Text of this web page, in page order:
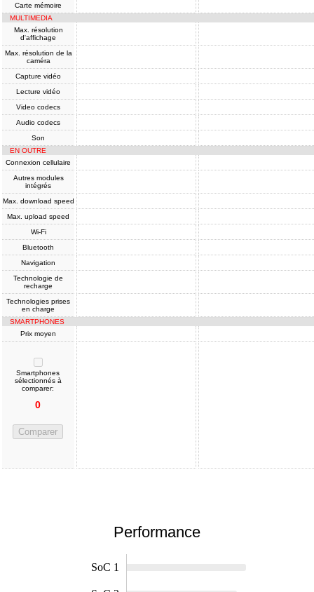
Carte mémoire
MULTIMEDIA
Max. résolution
d'affichage
Max. résolution de la
caméra
Capture vidéo
Lecture vidéo
Video codecs
Audio codecs
Son
EN OUTRE
Connexion cellulaire
Autres modules
intégrés
Max. download speed
Max. upload speed
Wi-Fi
Bluetooth
Navigation
Technologie de
recharge
Technologies prises
en charge
SMARTPHONES
Prix moyen
Smartphones
sélectionnés à
comparer:
0
Comparer
Performance
SoC 1